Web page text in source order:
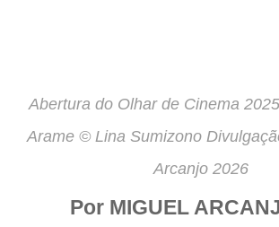
Abertura do Olhar de Cinema
Arame © Lina Sumizono
Arcanjo 2026
Por MIGUEL